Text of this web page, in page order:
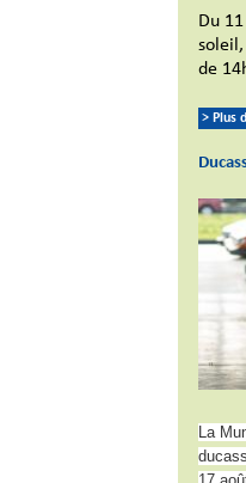
Du
de
> Plus
La